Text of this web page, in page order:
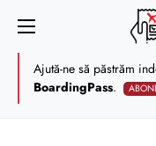
Ajută-ne să păstrăm
BoardingPass.